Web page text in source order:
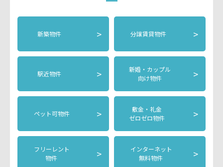
新築物件 > 分譲賃貸物件 >
駅近物件 >
新婚・カップル
向け物件
>
ペット可物件 >
敷金・礼金
ゼロゼロ物件
>
フリーレント
物件
>
インターネット
無料物件
>